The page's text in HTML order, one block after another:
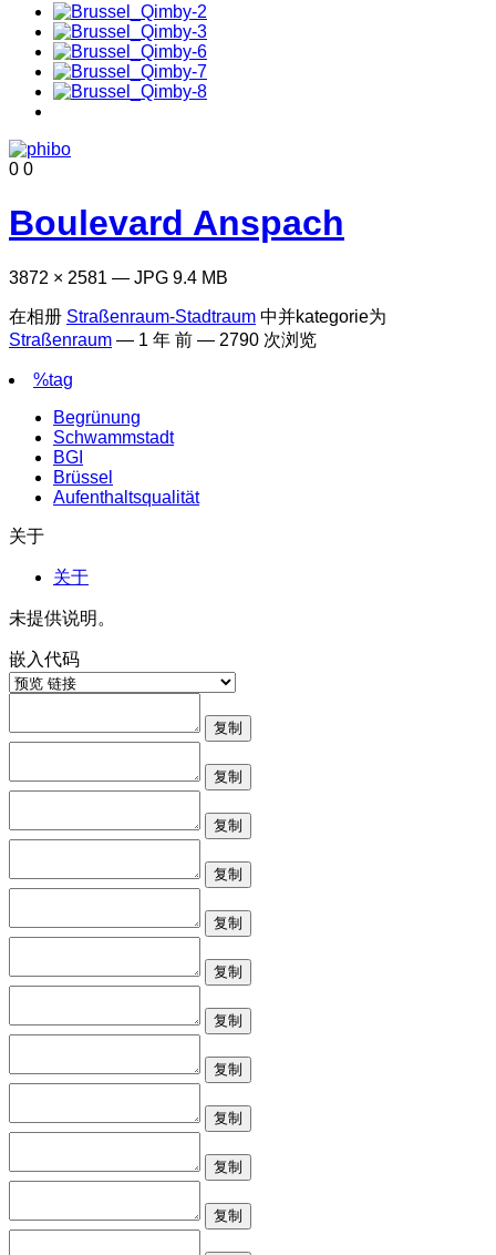
0 0
Boulevard Anspach
3872 × 2581 — JPG 9.4 MB
在相册 Straßenraum-Stadtraum 中并kategorie为
Straßenraum — 1 年 前 — 2790 次浏览
%tag
Begrünung
Schwammstadt
BGI
Brüssel
Aufenthaltsqualität
关于
关于
未提供说明。
嵌入代码
复制
复制
复制
复制
复制
复制
复制
复制
复制
复制
复制